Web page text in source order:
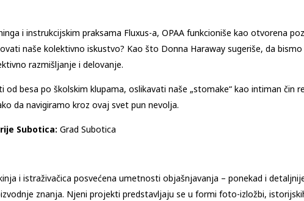
i instrukcijskim praksama Fluxus-a, OPAA funkcioniše kao otvorena
naše kolektivno iskustvo? Kao što Donna Haraway sugeriše, da
razmišljanje i delovanje.
besa po školskim klupama, oslikavati naše „stomake“ kao intiman
da navigiramo kroz ovaj svet pun nevolja.
Subotica: Grad Subotica
i istraživačica posvećena umetnosti objašnjavanja – ponekad i
znanja. Njeni projekti predstavljaju se u formi foto-izložbi,